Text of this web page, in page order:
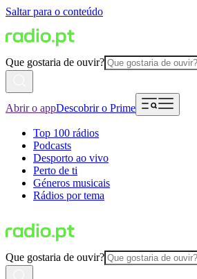
Saltar para o conteúdo
Que gostaria de ouvir?
Abrir o appDescobrir o Prime
Top 100 rádios
Podcasts
Desporto ao vivo
Perto de ti
Géneros musicais
Rádios por tema
Que gostaria de ouvir?